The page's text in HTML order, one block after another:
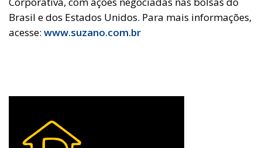
Brasil e dos Estados Unidos. Para mais informações,
acesse: www.suzano.com.br